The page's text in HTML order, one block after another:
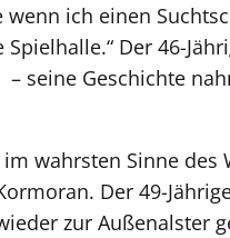
ich einen
Der 46-
seine Geschichte
wahrsten Sinne des
Der 49-
zur Außenalster